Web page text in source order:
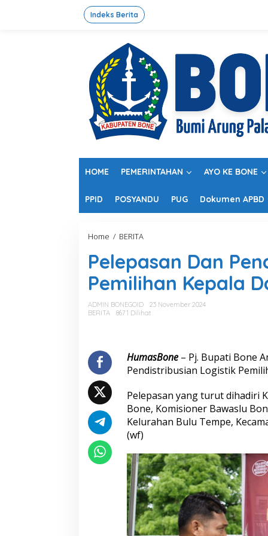
Indeks Berita
HOME PEMERINTAHAN AYO KE BONE
PPID POSYANDU PUG Dokumen APBD
Home / BERITA
l
e
p
a
a
n
P
e
d
i
s
i
b
u
s
i
a
n
L
Pelepasan Dan
Pemilihan Kepala
ADMIN BONEGOID
23 November 2024
BERITA
8671 Dilihat
HumasBone– Pj. Bupati Bone
Pendistribusian Logistik
Pelepasan yang turut dihadiri
Bone, Komisioner Bawaslu
Kelurahan Bulu Tempe,
(wf)